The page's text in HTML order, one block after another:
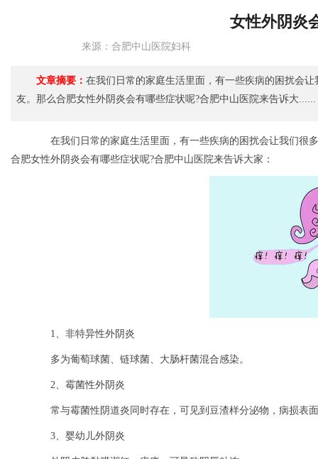
女性外阴炎
来源：合肥中山医院妇科
文章摘要： 在我们日常的家庭生活里面，有一些疾病的困扰会
友。那么合肥女性外阴炎会有哪些症状呢?合肥中山医院来告诉大......
在我们日常的家庭生活里面，有一些疾病的困扰会让我们很
合肥女性外阴炎会有哪些症状呢?合肥中山医院来告诉大家：
1、非特异性外阴炎
多为葡萄球菌、链球菌、大肠杆菌混合感染。
2、霉菌性外阴炎
常与霉菌性阴道炎同时存在，可见到豆渣样分泌物，病损表
3、婴幼儿外阴炎